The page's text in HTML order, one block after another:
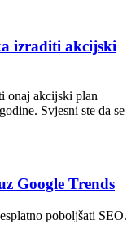
izraditi akcijski
onaj akcijski plan
Svjesni ste da se
Google Trends
poboljšati SEO.